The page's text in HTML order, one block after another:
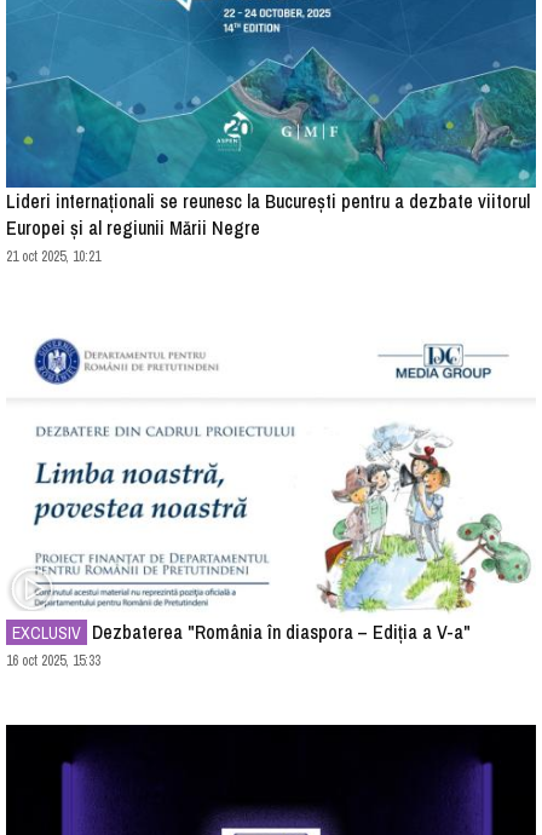
Lideri internaționali se reunesc la București pentru a dezbate viitorul
Europei și al regiunii Mării Negre
21 oct 2025, 10:21
EXCLUSIV Dezbaterea "România în diaspora – Ediția a V-a"
16 oct 2025, 15:33